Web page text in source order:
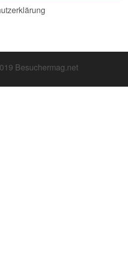
Besuchermag.net